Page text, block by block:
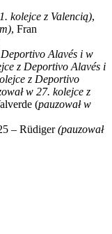
kolejce z Valencią),
, Fran
Alavés i w
z Deportivo Alavés i
z Deportivo
w 27. kolejce z
(pauzował w
– Rüdiger(pauzował